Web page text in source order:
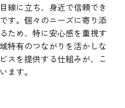
線に立ち、身近で信頼でき
す。個々のニーズに寄り添
ため、特に安心感を重視す
特有のつながりを活かしな
スを提供する仕組みが、こ
ます。